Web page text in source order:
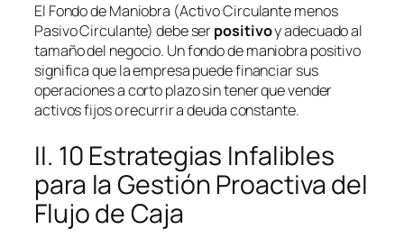
El Fondo de Maniobra (Activo Circulante menos
Pasivo Circulante) debe serpositivoy adecuado al
tamaño del negocio. Un fondo de maniobra positivo
significa que la empresa puede financiar sus
operaciones a corto plazo sin tener que vender
activos fijos o recurrir a deuda constante.
II. 10 Estrategias Infalibles
para la Gestión Proactiva del
Flujo de Caja